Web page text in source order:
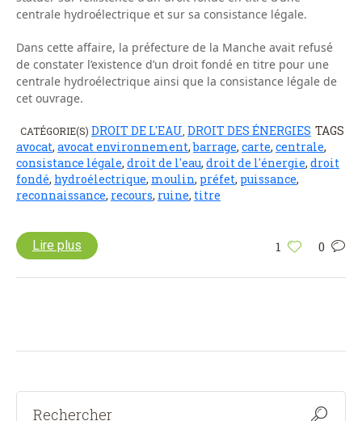
centrale hydroélectrique et sur sa consistance légale.
Dans cette affaire, la préfecture de la Manche avait refusé
de constater l’existence d’un droit fondé en titre pour une
centrale hydroélectrique ainsi que la consistance légale de
cet ouvrage.
CATÉGORIE(S) DROIT DE L'EAU DROIT DES ÉNERGIES TAGS
avocat, avocat environnement,barrage, carte, centrale,
consistance légale, droit de l'eau, droit de l'énergie, droit
fondé, hydroélectrique, moulin, préfet, puissance,
reconnaissance, recours, ruine, titre
1 0
Lire plus